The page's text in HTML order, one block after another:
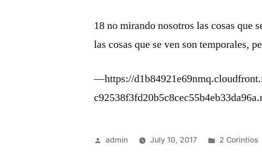
18 no mirando nosotros las cosas que
las cosas que se ven son temporales,
—https://
Posted
admin July 10, 2017
Posted
2 Corintios